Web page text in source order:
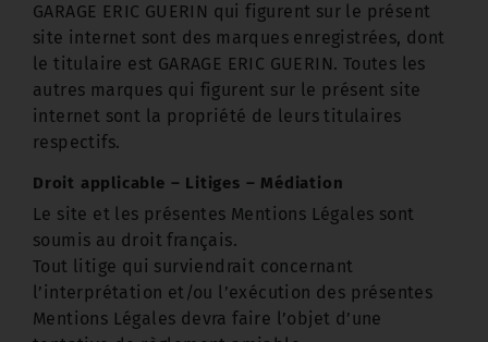
GARAGE ERIC GUERIN qui figurent sur le présent
site internet sont des marques enregistrées, dont
le titulaire est GARAGE ERIC GUERIN. Toutes les
autres marques qui figurent sur le présent site
internet sont la propriété de leurs titulaires
respectifs.
Droit applicable – Litiges – Médiation
Le site et les présentes Mentions Légales sont
soumis au droit français.
Tout litige qui surviendrait concernant
l’interprétation et/ou l’exécution des présentes
Mentions Légales devra faire l’objet d’une